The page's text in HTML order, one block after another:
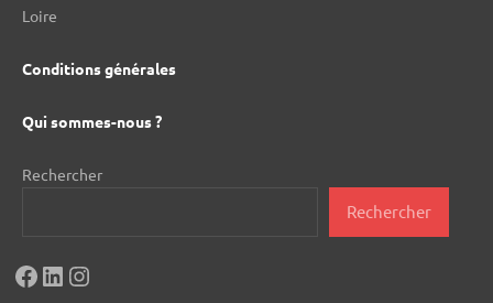
Loire
Conditions générales
Qui sommes-nous ?
Rechercher
Rechercher
Facebook
LinkedIn
Instagram